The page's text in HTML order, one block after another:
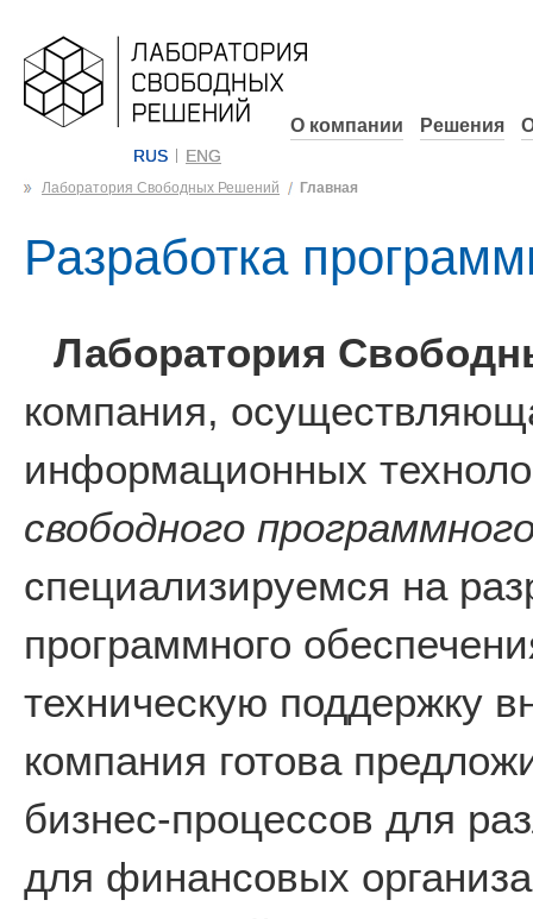
RUS ENG
О компании Решения
Лаборатория Свободных Решений Главная
Разработка
Лаборатория
компания,
информационных
свободного
специализируемся на
программного
техническую поддержку
компания готова
бизнес-процессов для
для финансовых